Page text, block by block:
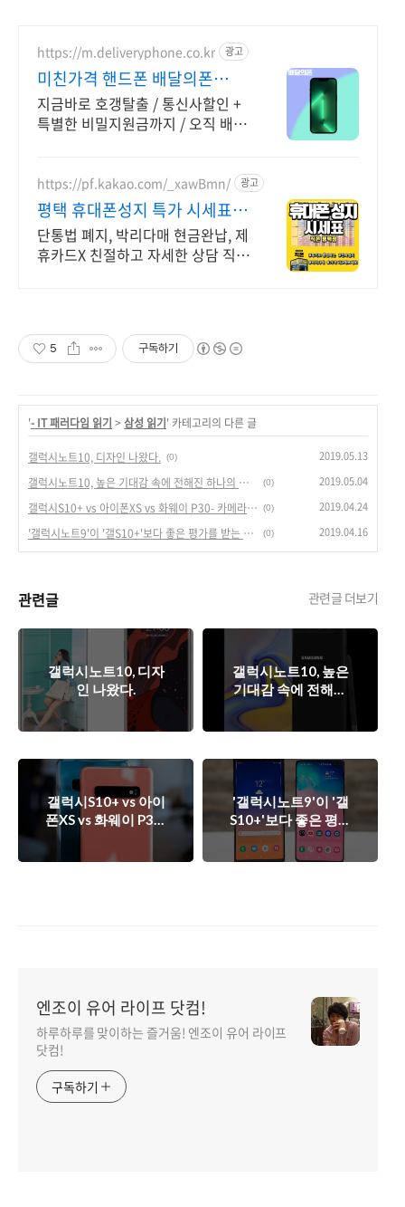
https://m.deliveryphone.co.kr 광고
미친가격 핸드폰 배달의폰
Secret 비밀지원금!
지금바로 호갱탈출 / 통신사할인 +
특별한 비밀지원금까지 / 오직 배달
https://pf.kakao.com/_xawBmn/ 광고
평택 휴대폰성지 특가 시세표
가격비교 꼭 해보세요
단통법 폐지, 박리다매 현금완납, 제
휴카드X 친절하고 자세한 상담 직폰
5 구독하기
'- IT 패러다임 읽기 > 삼성 읽기' 카테고리의 다른 글
갤럭시노트10, 디자인 나왔다. (0) 2019.05.13
갤럭시노트10, 높은 기대감 속에 전해진 하나의 오점. (0) 2019.05.04
갤럭시S10+ vs 아이폰XS vs 화웨이 P30- 카메라 블라인드 테스트 (0) 2019.04.24
'갤럭시노트9'이 '갤S10+'보다 좋은 평가를 받는 이유 5가지. (0) 2019.04.16
관련글 관련글 더보기
갤럭시노트10, 디자
인 나왔다.
갤럭시노트10, 높은
기대감 속에 전해진
하나의 오점.
갤럭시S10+ vs 아이
폰XS vs 화웨이 P30-
카메라 블라인드 테
스트
'갤럭시노트9'이 '갤
S10+'보다 좋은 평가
를 받는 이유 5가지.
엔조이 유어 라이프 닷컴!
하루하루를 맞이하는 즐거움! 엔조이 유어 라이프
닷컴!
구독하기